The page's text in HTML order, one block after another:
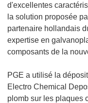
d'excellentes
la solution proposée
partenaire hollandais
expertise en
composants de la
PGE a utilisé la
Electro Chemical
plomb sur les plaques